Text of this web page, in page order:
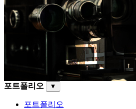
포트폴리오 ▼
포트폴리오